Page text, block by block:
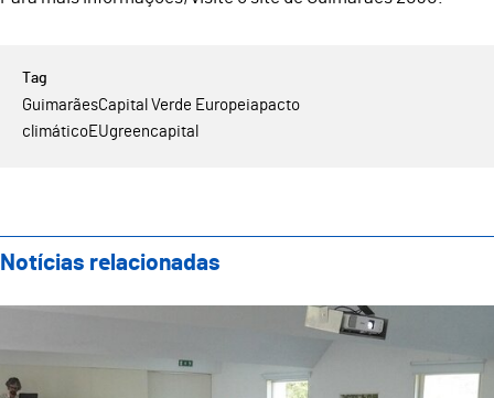
GuimarãesCapital Verde Europeiapacto
climáticoEUgreencapital
Notícias relacionadas
Guimarães reúne Comissão Científica da Capital